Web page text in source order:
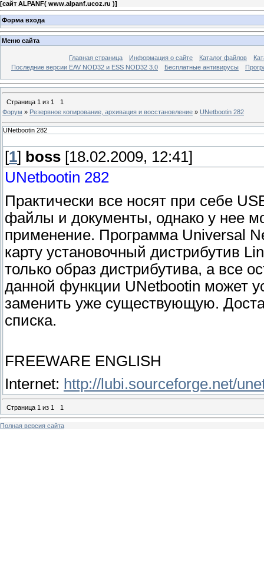
[сайт ALPANF( www.alpanf.ucoz.ru )]
Форма входа
Меню сайта
Главная страница Информация о сайте Каталог файлов
Последние версии EAV NOD32 и ESS NOD32 3.0
Бесплатные антивирусы
Страница 1 из 1
1
Форум » Резервное копирование, архивация и восстановление » UNetbootin 282
UNetbootin 282
[1] boss [18.02.2009, 12:41]
UNetbootin 282
Практически все носят при себе
файлы и документы, однако у нее
применение. Программа Universal
карту установочный дистрибутив
только образ дистрибутива, а все
данной функции UNetbootin может
заменить уже существующую.
списка.
FREEWARE ENGLISH
Internet: http://lubi.sourceforge.net/
Страница 1 из 1 1
Полная версия сайта